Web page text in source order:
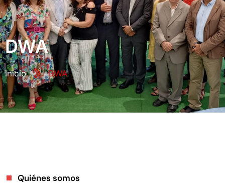
DWA
Inicio DWA
Quiénes somos